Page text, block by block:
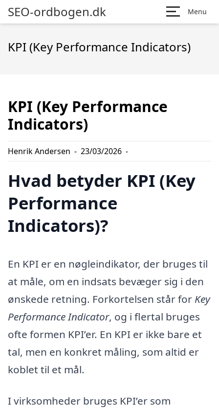
SEO-ordbogen.dk Menu
KPI (Key Performance Indicators)
KPI (Key Performance
Indicators)
Henrik Andersen - 23/03/2026 -
Hvad betyder KPI (Key
Performance
Indicators)?
En KPI er en nøgleindikator, der bruges til
at måle, om en indsats bevæger sig i den
ønskede retning. Forkortelsen står for Key
Performance Indicator, og i flertal bruges
ofte formen KPI’er. En KPI er ikke bare et
tal, men en konkret måling, som altid er
koblet til et mål.
I virksomheder bruges KPI’er som